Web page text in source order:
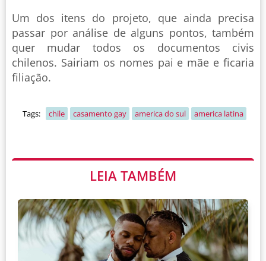
Um dos itens do projeto, que ainda precisa
passar por análise de alguns pontos, também
quer mudar todos os documentos civis
chilenos. Sairiam os nomes pai e mãe e ficaria
filiação.
Tags: chile casamento gay america do sul america latina
LEIA TAMBÉM